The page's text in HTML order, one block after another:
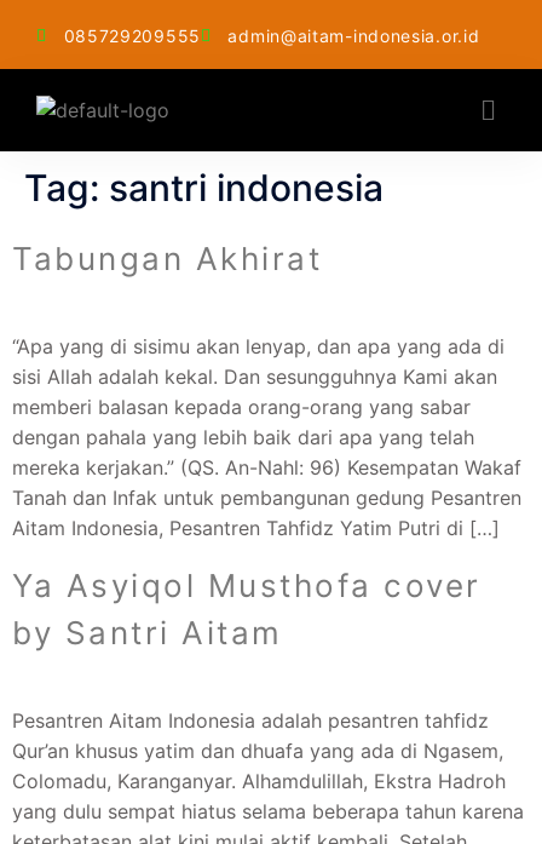
085729209555 admin@aitam-indonesia.or.id
Tag: santri indonesia
Tabungan Akhirat
“Apa yang di sisimu akan lenyap, dan apa yang ada di
sisi Allah adalah kekal. Dan sesungguhnya Kami akan
memberi balasan kepada orang-orang yang sabar
dengan pahala yang lebih baik dari apa yang telah
mereka kerjakan.” (QS. An-Nahl: 96) Kesempatan Wakaf
Tanah dan Infak untuk pembangunan gedung Pesantren
Aitam Indonesia, Pesantren Tahfidz Yatim Putri di […]
Ya Asyiqol Musthofa cover
by Santri Aitam
Pesantren Aitam Indonesia adalah pesantren tahfidz
Qur’an khusus yatim dan dhuafa yang ada di Ngasem,
Colomadu, Karanganyar. Alhamdulillah, Ekstra Hadroh
yang dulu sempat hiatus selama beberapa tahun karena